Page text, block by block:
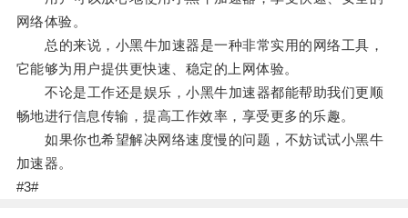
网络体验。
总的来说，小黑牛加速器是一种非常实用的网络工具，
它能够为用户提供更快速、稳定的上网体验。
不论是工作还是娱乐，小黑牛加速器都能帮助我们更顺
畅地进行信息传输，提高工作效率，享受更多的乐趣。
如果你也希望解决网络速度慢的问题，不妨试试小黑牛
加速器。
#3#